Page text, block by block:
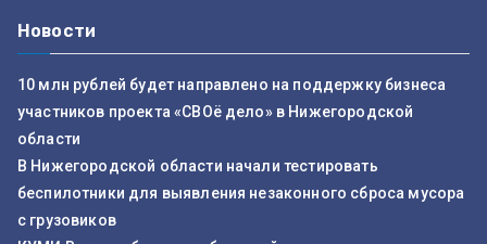
Новости
10 млн рублей будет направлено на поддержку бизнеса
участников проекта «СВОё дело» в Нижегородской
области
В Нижегородской области начали тестировать
беспилотники для выявления незаконного сброса мусора
с грузовиков